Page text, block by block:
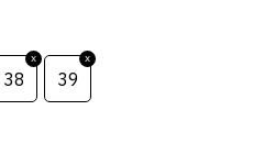
38 39